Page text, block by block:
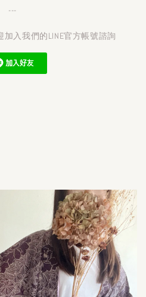
---
入我們的LINE官方帳號諮詢